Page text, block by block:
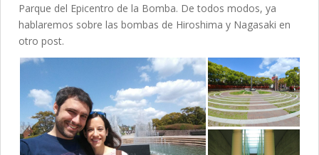
Parque del Epicentro de la Bomba. De todos modos, ya
hablaremos sobre las bombas de Hiroshima y Nagasaki en
otro post.